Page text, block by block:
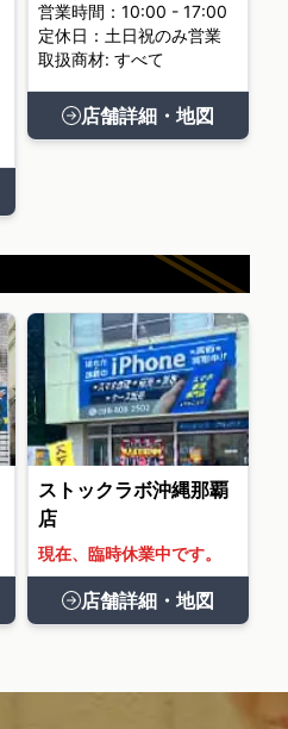
営業時間：10:00 - 17:00
定休日：土日祝のみ営業
取扱商材: すべて
店舗詳細・地図
ストックラボ沖縄那覇
店
現在、臨時休業中です。
店舗詳細・地図